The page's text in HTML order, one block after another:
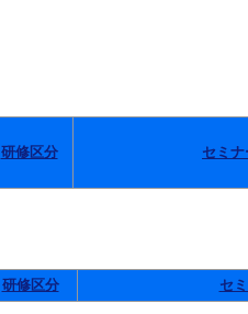
研修区分 セミナ
研修区分 セ